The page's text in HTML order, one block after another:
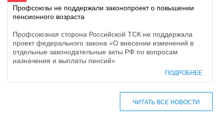
Профсоюзы не поддержали законопроект о повышении
пенсионного возраста
Профсоюзная сторона Российской ТСК не поддержала
проект федерального закона «О внесении изменений в
отдельные законодательные акты РФ по вопросам
назначения и выплаты пенсий»
ПОДРОБНЕЕ
ЧИТАТЬ ВСЕ НОВОСТИ